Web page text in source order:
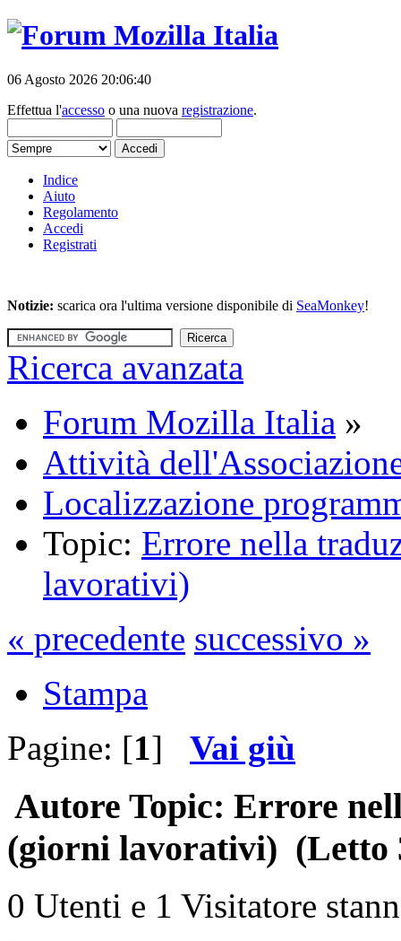
06 Agosto 2026 20:06:40
Effettua l'accesso o una nuova registrazione.
Indice
Aiuto
Regolamento
Accedi
Registrati
Notizie: scarica ora l'ultima versione disponibile di SeaMonkey!
Ricerca avanzata
Forum Mozilla Italia »
Attività
Localizzazione
Topic: Errore nella
lavorativi)
« precedente successivo »
Stampa
Pagine: [1] Vai giù
Autore Topic: Errore
(giorni lavorativi) (Letto
0 Utenti e 1 Visitatore